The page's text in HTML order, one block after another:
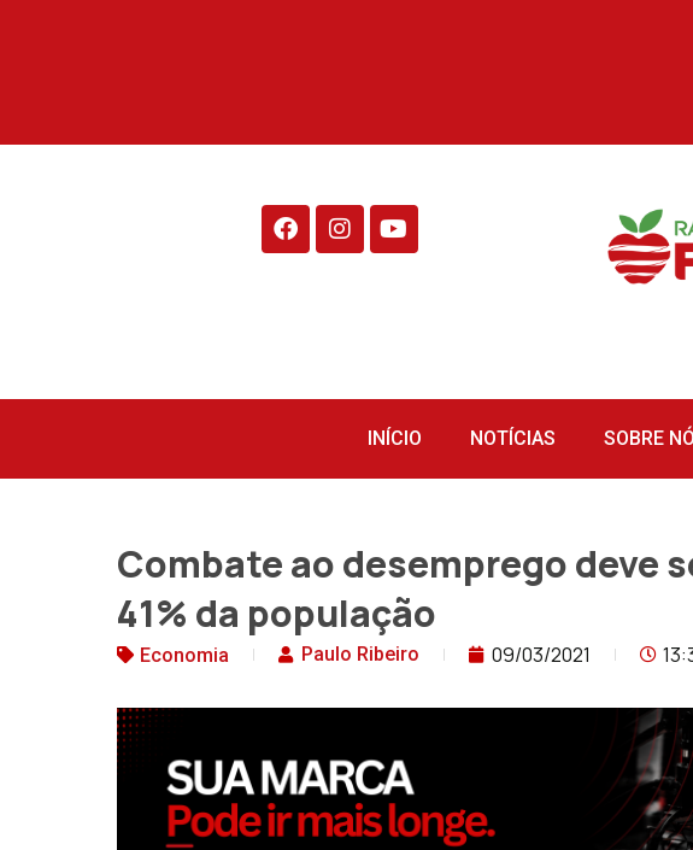
INÍCIO NOTÍCIAS SOBRE
Combate ao desemprego deve
41% da população
Economia Paulo Ribeiro 09/03/2021